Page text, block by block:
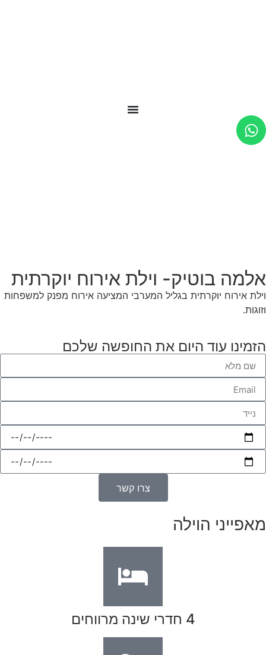
אלמה בוטיק- וילת אירוח יוקרתית
וילת אירוח יוקרתית בגליל המערבי המציעה אירוח מפנק למשפחות
וזוגות.
הזמינו עוד היום את החופשה שלכם
צרו קשר
מאפייני הוילה
4 חדרי שינה מרווחים